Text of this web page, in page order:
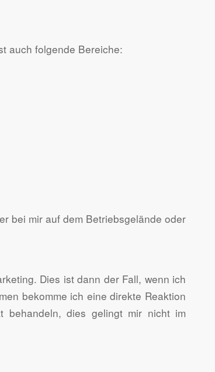
auch folgende Bereiche:
bei mir auf dem Betriebsgelände oder
Dies ist dann der Fall, wenn ich
bekomme ich eine direkte Reaktion
dies gelingt mir nicht im